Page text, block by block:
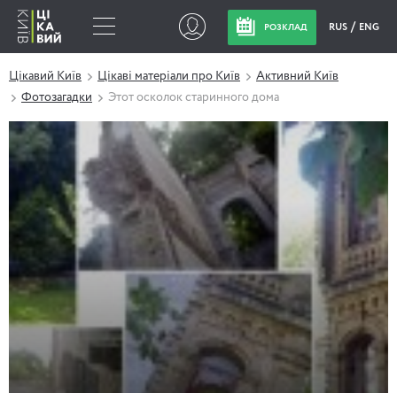
РОЗКЛАД RUS ENG
Цікавий Київ Цікаві матеріали про Київ
Активний Київ
Фотозагадки
Этот осколок старинного дома